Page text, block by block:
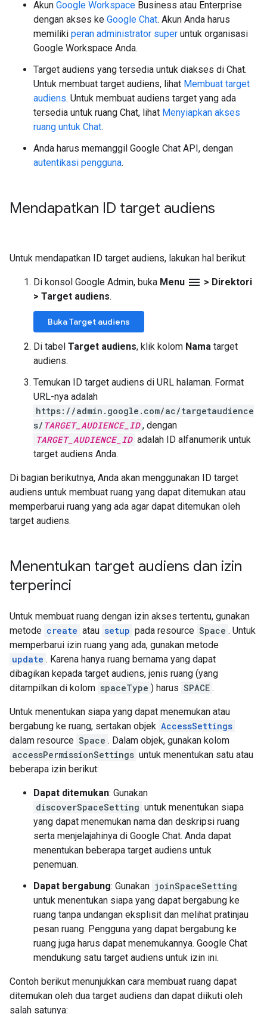
Akun Google Workspace Business atau Enterprise
dengan akses ke Google Chat. Akun Anda harus
memiliki peran administrator super untuk organisasi
Google Workspace Anda.
Target audiens yang tersedia untuk diakses di Chat.
Untuk membuat target audiens, lihat Membuat target
audiens. Untuk membuat audiens target yang ada
tersedia untuk ruang Chat, lihat Menyiapkan akses
ruang untuk Chat.
Anda harus memanggil Google Chat API, dengan
autentikasi pengguna.
Mendapatkan ID target audiens
Untuk mendapatkan ID target audiens, lakukan hal berikut:
Di konsol Google Admin, buka Menu menu > Direktori
> Target audiens.
Buka Target audiens
Di tabel Target audiens, klik kolom Nama target
audiens.
Temukan ID target audiens di URL halaman. Format
URL-nya adalah
https://admin.google.com/ac/targetaudience
s/ TARGET_AUDIENCE_ID , dengan
TARGET_AUDIENCE_ID adalah ID alfanumerik untuk
target audiens Anda.
Di bagian berikutnya, Anda akan menggunakan ID target
audiens untuk membuat ruang yang dapat ditemukan atau
memperbarui ruang yang ada agar dapat ditemukan oleh
target audiens.
Menentukan target audiens dan izin
terperinci
Untuk membuat ruang dengan izin akses tertentu, gunakan
metode create atau setup pada resource Space . Untuk
memperbarui izin ruang yang ada, gunakan metode
update . Karena hanya ruang bernama yang dapat
dibagikan kepada target audiens, jenis ruang (yang
ditampilkan di kolom spaceType ) harus SPACE .
Untuk menentukan siapa yang dapat menemukan atau
bergabung ke ruang, sertakan objek AccessSettings
dalam resource Space . Dalam objek, gunakan kolom
accessPermissionSettings untuk menentukan satu atau
beberapa izin berikut:
Dapat ditemukan: Gunakan
discoverSpaceSetting untuk menentukan siapa
yang dapat menemukan nama dan deskripsi ruang
serta menjelajahinya di Google Chat. Anda dapat
menentukan beberapa target audiens untuk
penemuan.
Dapat bergabung: Gunakan joinSpaceSetting
untuk menentukan siapa yang dapat bergabung ke
ruang tanpa undangan eksplisit dan melihat pratinjau
pesan ruang. Pengguna yang dapat bergabung ke
ruang juga harus dapat menemukannya. Google Chat
mendukung satu target audiens untuk izin ini.
Contoh berikut menunjukkan cara membuat ruang dapat
ditemukan oleh dua target audiens dan dapat diikuti oleh
salah satunya: